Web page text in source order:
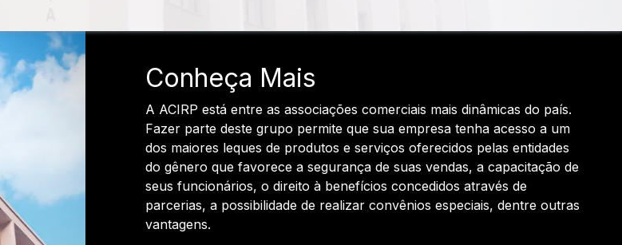
Conheça Mais
A ACIRP está entre as associações comerciais mais dinâmicas do país.
Fazer parte deste grupo permite que sua empresa tenha acesso a um
dos maiores leques de produtos e serviços oferecidos pelas entidades
do gênero que favorece a segurança de suas vendas, a capacitação de
seus funcionários, o direito à benefícios concedidos através de
parcerias, a possibilidade de realizar convênios especiais, dentre outras
vantagens.